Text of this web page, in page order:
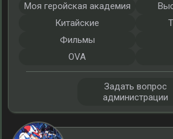
Моя геройская академия
Китайские
Фильмы
OVA
Задать вопрос
администрации